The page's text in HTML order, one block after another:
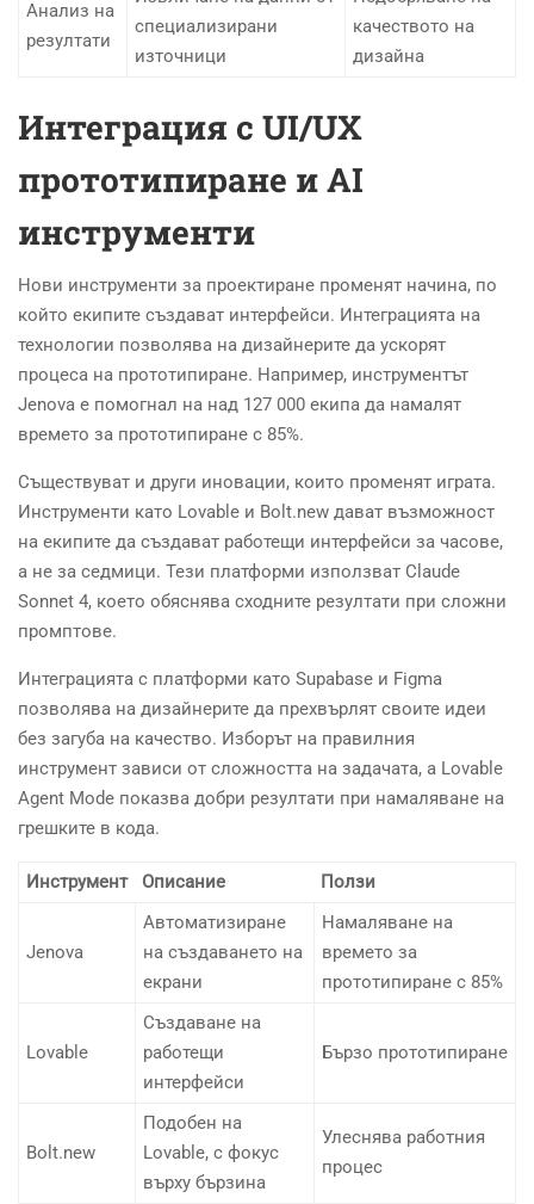
Анализ на
резултати
специализирани
източници
качеството на
дизайна
Интеграция с UI/UX
прототипиране и AI
инструменти
Нови инструменти за проектиране променят начина, по
който екипите създават интерфейси. Интеграцията на
технологии позволява на дизайнерите да ускорят
процеса на прототипиране. Например, инструментът
Jenova е помогнал на над 127 000 екипа да намалят
времето за прототипиране с 85%.
Съществуват и други иновации, които променят играта.
Инструменти като Lovable и Bolt.new дават възможност
на екипите да създават работещи интерфейси за часове,
а не за седмици. Тези платформи използват Claude
Sonnet 4, което обяснява сходните резултати при сложни
промптове.
Интеграцията с платформи като Supabase и Figma
позволява на дизайнерите да прехвърлят своите идеи
без загуба на качество. Изборът на правилния
инструмент зависи от сложността на задачата, а Lovable
Agent Mode показва добри резултати при намаляване на
грешките в кода.
Инструмент Описание Ползи
Jenova
Автоматизиране
на създаването на
екрани
Намаляване на
времето за
прототипиране с 85%
Lovable
Създаване на
работещи
интерфейси
Бързо прототипиране
Bolt.new
Подобен на
Lovable, с фокус
върху бързина
Улеснява работния
процес